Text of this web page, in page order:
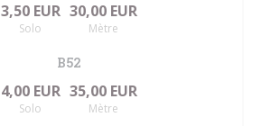
3,50 EUR
Solo
30,00 EUR
Mètre
B52
4,00 EUR
Solo
35,00 EUR
Mètre